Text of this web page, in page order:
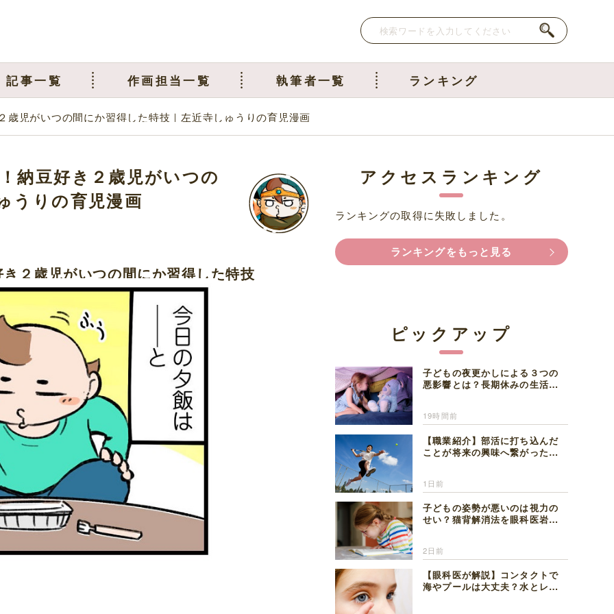
記事一覧 作画担当一覧 執筆者一覧 ランキング
歳児がいつの間にか習得した特技｜左近寺しゅうりの育児漫画
納豆好き２歳児がいつの
うりの育児漫画
２歳児がいつの間にか習得した特技
アクセスランキング
ランキングの取得に失敗しました。
ランキングをもっと見る
ピックアップ
子どもの夜更かしによる３つの
悪影響とは？長期休みの生活リ
19時間前
【職業紹介】部活に打ち込んだ
ことが将来の興味へ繋がった。
1日前
子どもの姿勢が悪いのは視力の
せい？猫背解消法を眼科医岩見
2日前
【眼科医が解説】コンタクトで
海やプールは大丈夫？水とレン